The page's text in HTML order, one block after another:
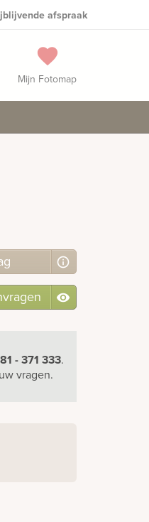
afspraak
favorite
Mijn Fotomap
- 371 333.
vragen.